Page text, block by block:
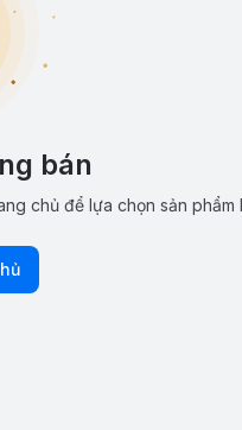
bán
chủ để lựa chọn sản phẩm